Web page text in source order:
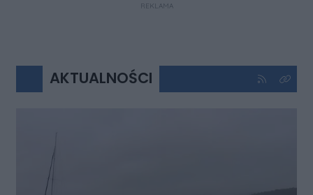
REKLAMA
AKTUALNOŚCI Kliknij aby
Kliknij